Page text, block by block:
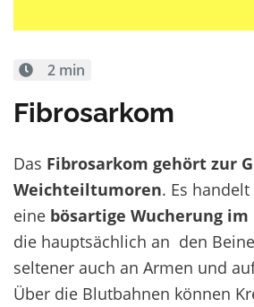
2 min
Fibrosarkom
Das Fibrosarkom gehört zur
Weichteiltumoren. Es
eine bösartige Wucherung im
die hauptsächlich an den
seltener auch an Armen und
Über die Blutbahnen können